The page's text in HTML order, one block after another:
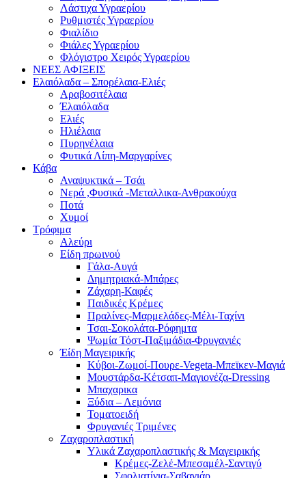
Λάστιχα Υγραερίου
Ρυθμιστές Υγραερίου
Φιαλίδιο
Φιάλες Υγραερίου
Φλόγιστρο Χειρός Υγραερίου
ΝΕΕΣ ΑΦΙΞΕΙΣ
Ελαιόλαδα – Σπορέλαια-Ελιές
Αραβοσιτέλαια
Έλαιόλαδα
Ελιές
Ηλιέλαια
Πυρηνέλαια
Φυτικά Λίπη-Μαργαρίνες
Κάβα
Αναψυκτικά – Τσάι
Νερά ,Φυσικά -Μεταλλικα-Ανθρακούχα
Ποτά
Χυμοί
Τρόφιμα
Αλεύρι
Είδη πρωινού
Γάλα-Αυγά
Δημητριακά-Μπάρες
Ζάχαρη-Καφές
Παιδικές Κρέμες
Πραλίνες-Μαρμελάδες-Μέλι-Ταχίνι
Τσαι-Σοκολάτα-Ρόφημτα
Ψωμία Τόστ-Παξιμάδια-Φρυγανιές
Έίδη Μαγειρικής
Κύβοι-Ζωμοί-Πουρε-Vegeta-Μπεϊκεν-Μαγιά
Μουστάρδα-Κέτσαπ-Μαγιονέζα-Dressing
Mπαχαρικα
Ξύδια – Λεμόνια
Τοματοειδή
Φρυγανιές Τριμένες
Ζαχαροπλαστική
Υλικά Ζαχαροπλαστικής & Μαγειρικής
Κρέμες-Ζελέ-Μπεσαμέλ-Σαντιγύ
Σφολιατίνια-Σαβαγιάρ